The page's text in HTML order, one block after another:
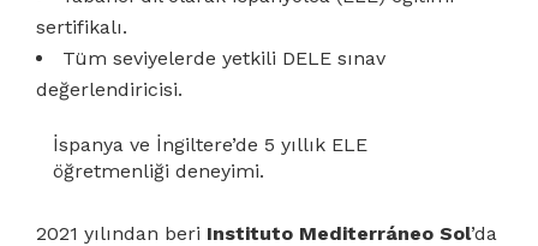
sertifikalı.
Tüm seviyelerde yetkili DELE sınav
değerlendiricisi.
İspanya ve İngiltere’de 5 yıllık ELE
öğretmenliği deneyimi.
2021 yılından beri Instituto Mediterráneo Sol’da